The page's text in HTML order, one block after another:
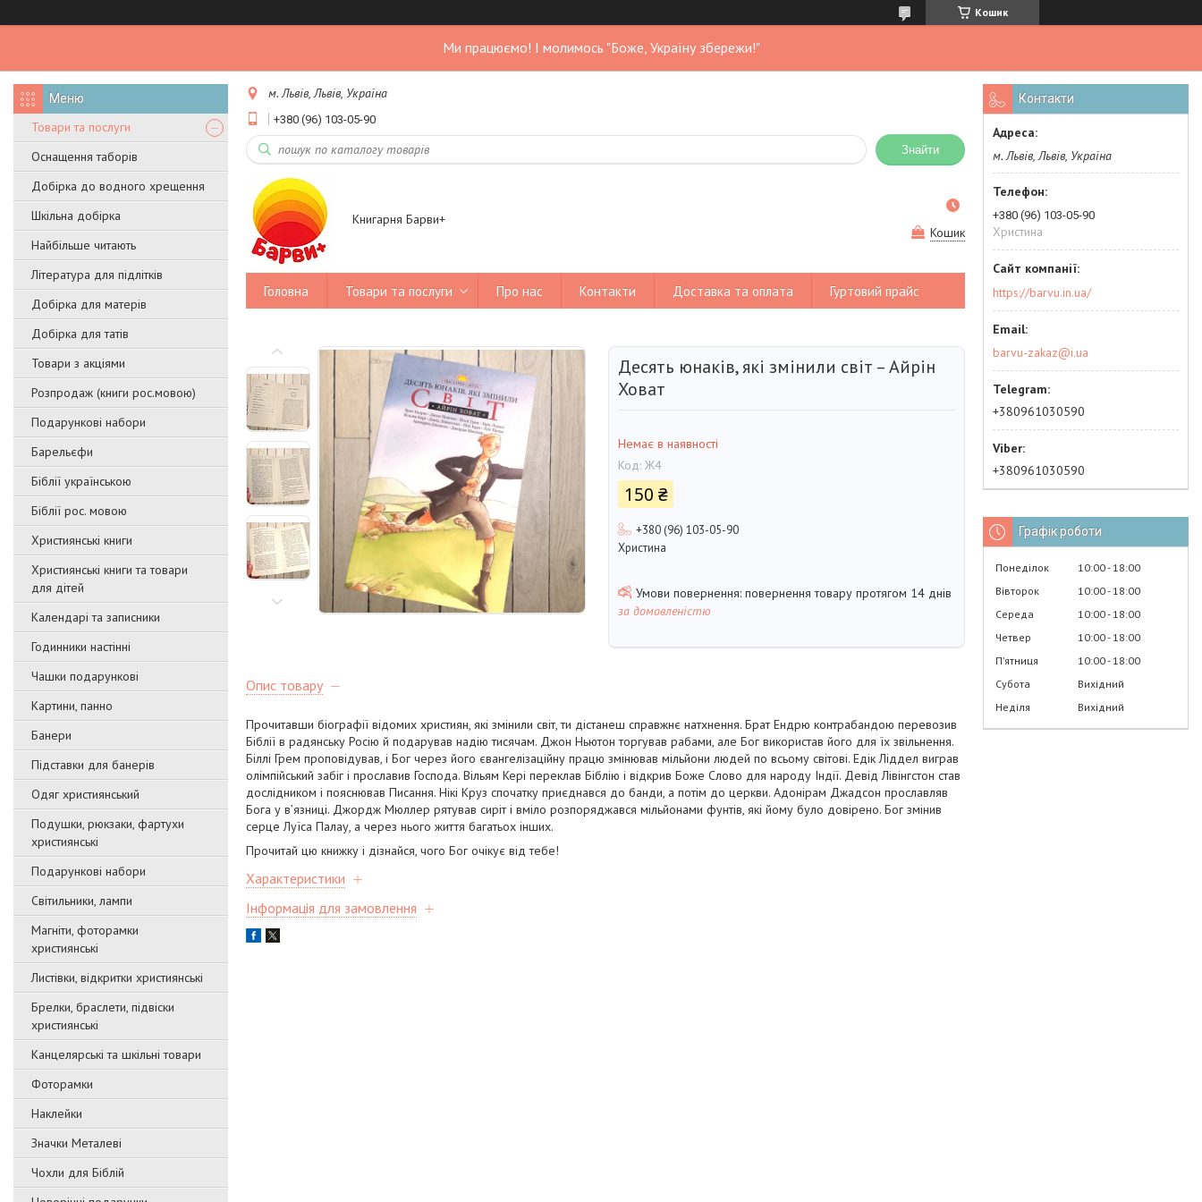
Кошик
Ми працюємо! І молимось "Боже, Україну збережи!"
Товари та послуги
Оснащення таборів
Добірка до водного хрещення
Шкільна добірка
Найбільше читають
Література для підлітків
Добірка для матерів
Добірка для татів
Товари з акціями
Розпродаж (книги рос.мовою)
Подарункові набори
Барельєфи
Біблії українською
Біблії рос. мовою
Християнські книги
Християнські книги та товари
для дітей
Календарі та записники
Годинники настінні
Чашки подарункові
Картини, панно
Банери
Підставки для банерів
Одяг християнський
Подушки, рюкзаки, фартухи
християнські
Подарункові набори
Світильники, лампи
Магніти, фоторамки
християнські
Листівки, відкритки християнські
Брелки, браслети, підвіски
християнські
Канцелярські та шкільні товари
Фоторамки
Наклейки
Значки Металеві
Чохли для Біблій
м. Львів, Львів, Україна
+380 (96) 103-05-90
Знайти
Книгарня Барви+
Кошик
Головна Товари та послуги Про нас Контакти Доставка та оплата Гуртовий прайс
Десять юнаків, які змінили світ – Айрін
Ховат
Немає в наявності
Код: Ж4
150 ₴
+380 (96) 103-05-90
Христина
повернення товару протягом 14 днів
за домовленістю
Опис товару
Прочитавши біографії відомих християн, які змінили світ, ти дістанеш справжнє натхнення. Брат Ендрю контрабандою перевозив
Біблії в радянську Росію й подарував надію тисячам. Джон Ньютон торгував рабами, але Бог використав його для їх звільнення.
Біллі Грем проповідував, і Бог через його євангелізаційну працю змінював мільйони людей по всьому світові. Едік Ліддел виграв
олімпійський забіг і прославив Господа. Вільям Кері переклав Біблію і відкрив Боже Слово для народу Індії. Девід Лівінгстон став
дослідником і пояснював Писання. Нікі Круз спочатку приєднався до банди, а потім до церкви. Адонірам Джадсон прославляв
Бога у в’язниці. Джордж Мюллер рятував сиріт і вміло розпоряджався мільйонами фунтів, які йому було довірено. Бог змінив
серце Луїса Палау, а через нього життя багатьох інших.
Прочитай цю книжку і дізнайся, чого Бог очікує від тебе!
Характеристики
Інформація для замовлення
Контакти
м. Львів, Львів, Україна
+380 (96) 103-05-90
Христина
https://barvu.in.ua/
barvu-zakaz@i.ua
+380961030590
+380961030590
Графік роботи
Понеділок 10:00 18:00
Вівторок
10:00 18:00
Середа
10:00 18:00
Четвер
10:00 18:00
Пʼятниця
10:00 18:00
Субота
Вихідний
Неділя
Вихідний